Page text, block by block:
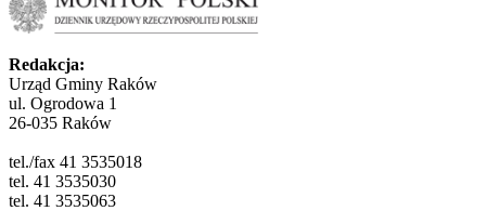
Redakcja:
Urząd Gminy Raków
ul. Ogrodowa 1
26-035 Raków
tel./fax 41 3535018
tel. 41 3535030
tel. 41 3535063